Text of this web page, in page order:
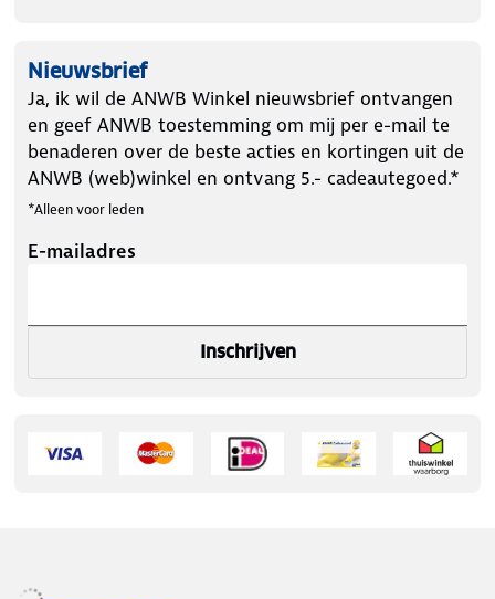
Nieuwsbrief
Ja, ik wil de ANWB Winkel nieuwsbrief ontvangen
en geef ANWB toestemming om mij per e-mail te
benaderen over de beste acties en kortingen uit de
ANWB (web)winkel en ontvang 5.- cadeautegoed.*
*Alleen voor leden
E-mailadres
Inschrijven